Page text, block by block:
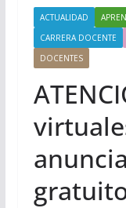
ACTUALIDAD
CARRERA DOCENTE
DOCENTES